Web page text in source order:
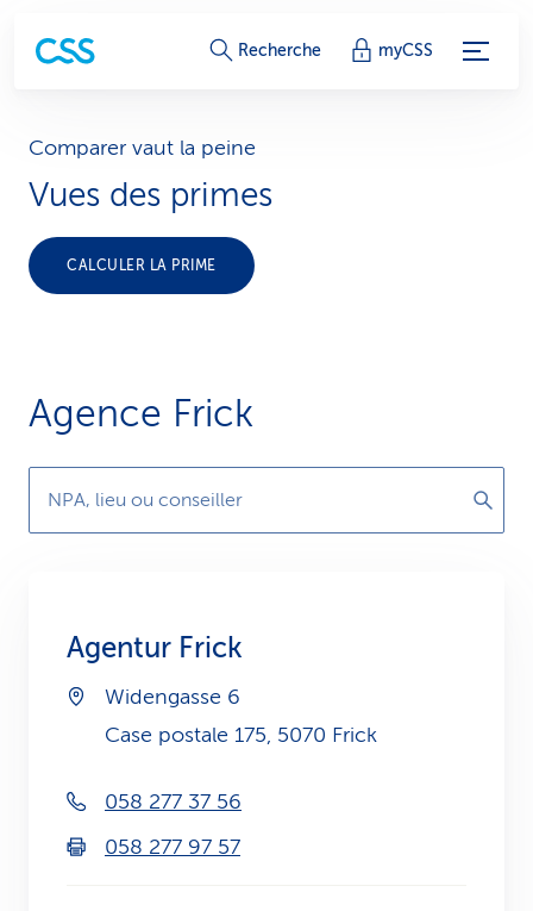
L
e
n
s
d
e
r
v
e
Recherche myCSS
Comparer vaut la peine
Vues des primes
CALCULER LA PRIME
Agence Frick
NPA, lieu ou conseiller
Agentur Frick
Widengasse 6
Case postale 175, 5070 Frick
058 277 37 56
058 277 97 57